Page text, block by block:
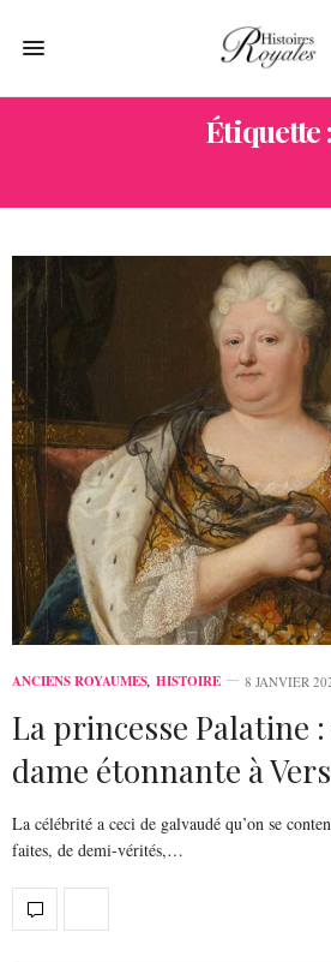
Étiquette :
ANCIENS ROYAUMES, HISTOIRE 8 JANVIER
La princesse Palatine
dame étonnante à
La célébrité a ceci de galvaudé qu’on se
faites, de demi-vérités,…